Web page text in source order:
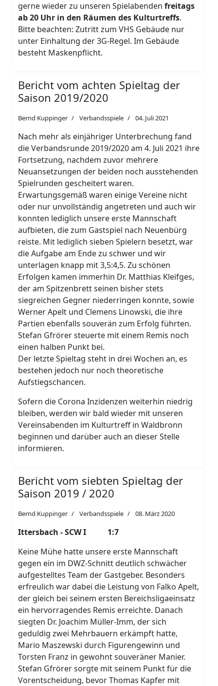
gerne wieder zu unseren Spielabendenfreitags
ab 20 Uhr in den Räumen des Kulturtreffs.
Bitte beachten: Zutritt zum VHS Gebäude nur
unter Einhaltung der 3G-Regel. Im Gebäude
besteht Maskenpflicht.
Bericht vom achten Spieltag der
Saison 2019/2020
Bernd Kuppinger Verbandsspiele 04. Juli 2021
Nach mehr als einjähriger Unterbrechung fand
die Verbandsrunde 2019/2020 am 4. Juli 2021 ihre
Fortsetzung, nachdem zuvor mehrere
Neuansetzungen der beiden noch ausstehenden
Spielrunden gescheitert waren.
Erwartungsgemäß waren einige Vereine nicht
oder nur unvollständig angetreten und auch wir
konnten lediglich unsere erste Mannschaft
aufbieten, die zum Gastspiel nach Neuenbürg
reiste. Mit lediglich sieben Spielern besetzt, war
die Aufgabe am Ende zu schwer und wir
unterlagen knapp mit 3,5:4,5. Zu schönen
Erfolgen kamen immerhin Dr. Matthias Kleifges,
der am Spitzenbrett seinen bisher stets
siegreichen Gegner niederringen konnte, sowie
Werner Apelt und Clemens Linowski, die ihre
Partien ebenfalls souverän zum Erfolg führten.
Stefan Gfrörer steuerte mit einem Remis noch
einen halben Punkt bei.
Der letzte Spieltag steht in drei Wochen an, es
bestehen jedoch nur noch theoretische
Aufstiegschancen.
Sofern die Corona Inzidenzen weiterhin niedrig
bleiben, werden wir bald wieder mit unseren
Vereinsabenden im Kulturtreff in Waldbronn
beginnen und darüber auch an dieser Stelle
informieren.
Bericht vom siebten Spieltag der
Saison 2019 / 2020
Bernd Kuppinger Verbandsspiele 08. März 2020
Ittersbach - SCW I 1:7
Keine Mühe hatte unsere erste Mannschaft
gegen ein im DWZ-Schnitt deutlich schwächer
aufgestelltes Team der Gastgeber. Besonders
erfreulich war dabei die Leistung von Falko Apelt,
der gleich bei seinem ersten Bereichsligaeinsatz
ein hervorragendes Remis erreichte. Danach
siegten Dr. Joachim Müller-Imm, der sich
geduldig zwei Mehrbauern erkämpft hatte,
Mario Maszewski durch Figurengewinn und
Torsten Franz in gewohnt souveräner Manier.
Stefan Gfrörer sorgte mit seinem Punkt für die
Vorentscheidung, bevor Thomas Kapfer mit